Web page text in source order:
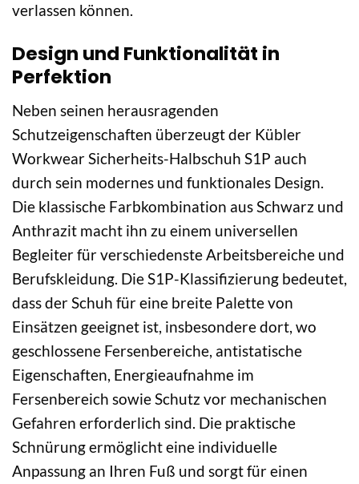
verlassen können.
Design und Funktionalität in
Perfektion
Neben seinen herausragenden
Schutzeigenschaften überzeugt der Kübler
Workwear Sicherheits-Halbschuh S1P auch
durch sein modernes und funktionales Design.
Die klassische Farbkombination aus Schwarz und
Anthrazit macht ihn zu einem universellen
Begleiter für verschiedenste Arbeitsbereiche und
Berufskleidung. Die S1P-Klassifizierung bedeutet,
dass der Schuh für eine breite Palette von
Einsätzen geeignet ist, insbesondere dort, wo
geschlossene Fersenbereiche, antistatische
Eigenschaften, Energieaufnahme im
Fersenbereich sowie Schutz vor mechanischen
Gefahren erforderlich sind. Die praktische
Schnürung ermöglicht eine individuelle
Anpassung an Ihren Fuß und sorgt für einen